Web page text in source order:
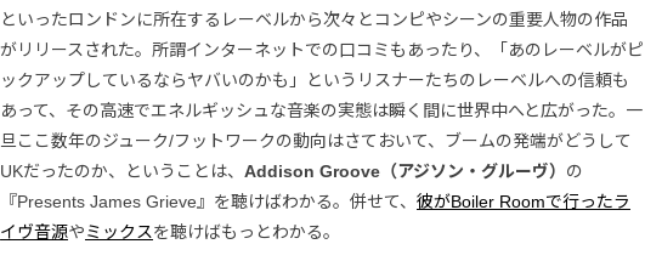
といったロンドンに所在するレーベルから次々とコンピやシーンの重要人物の作品
がリリースされた。所謂インターネットでの口コミもあったり、「あのレーベルがピ
ックアップしているならヤバいのかも」というリスナーたちのレーベルへの信頼も
あって、その高速でエネルギッシュな音楽の実態は瞬く間に世界中へと広がった。一
旦ここ数年のジューク/フットワークの動向はさておいて、ブームの発端がどうして
UKだったのか、ということは、 Addison Groove（アジソン・グルーヴ） の
『Presents James Grieve』を聴けばわかる。併せて、 彼がBoiler Roomで行ったラ
イヴ音源やミックスを聴けばもっとわかる。